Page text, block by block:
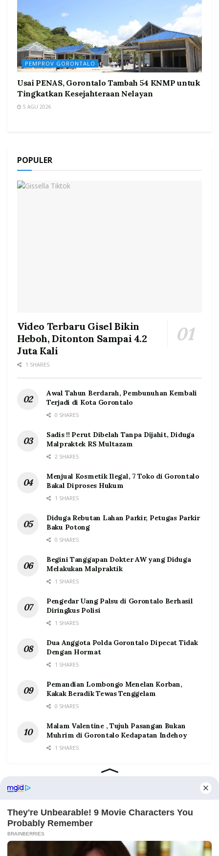
PEMPROV GORONTALO
Usai PENAS, Gorontalo Tambah 54 KNMP untuk
Tingkatkan Kesejahteraan Nelayan
5 AGU 2026
POPULER
Video Terbaru Gisel Bikin
Heboh, Ditonton Sampai 4.2
Juta Kali
1 SHARES
Awal Tahun Berdarah, Pembunuhan Kembali
Terjadi di Kota Gorontalo
0 SHARES
Sadis !! Perut Dibelah Tanpa Dijahit, Diduga
Malpraktek RS Multazam
2 SHARES
Menjual Kosmetik Ilegal, 7 Toko di Gorontalo
Bakal Diproses Hukum
1 SHARES
Diduga Rebutan Lahan Parkir, Petugas Parkir
Baku Potong
0 SHARES
Begini Tanggapan Dokter AW yang Diduga
Melakukan Malpraktik
1 SHARES
Pengedar Uang Palsu di Gorontalo Berhasil
Diringkus Polisi
1 SHARES
Dua Anggota Polda Gorontalo Dipecat Tidak
Dengan Hormat
1 SHARES
Pemandian Lombongo Menelan Korban,
Kakak Beradik Tewas Tenggelam
0 SHARES
Malam Valentine , Tujuh Pasangan Bukan
Muhrim di Gorontalo Kedapatan Indehoy
1 SHARES
Home Tentang Kontak Redaksi Pedoman Media Siber